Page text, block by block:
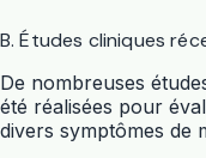
B. Études cliniques
De nombreuses
été réalisées pour
divers symptômes de